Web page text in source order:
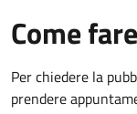
Come fare
Per chiedere la
prendere